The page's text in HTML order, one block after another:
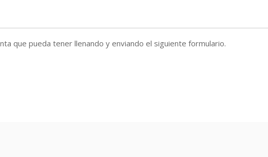
que pueda tener llenando y enviando el siguiente formulario.